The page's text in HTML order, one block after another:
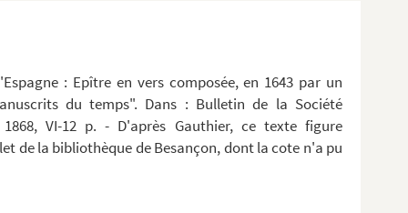
: Epître en vers composée, en 1643 par un
du temps". Dans : Bulletin de la Société
VI-12 p. - D'après Gauthier, ce texte figure
de la bibliothèque de Besançon, dont la cote n'a pu